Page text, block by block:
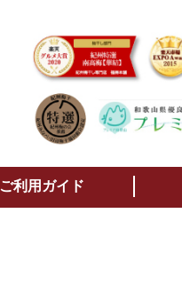
ご利用ガイド